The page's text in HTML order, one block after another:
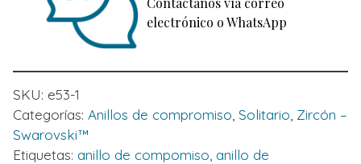
electrónico o WhatsApp
SKU: e53-1
Categorías: Anillos de compromiso Solitario Zircón –
Swarovski™
Etiquetas: anillo de compomiso anillo de